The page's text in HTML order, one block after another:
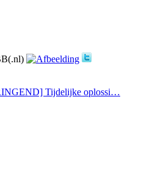
Tijdelijke oplossi…